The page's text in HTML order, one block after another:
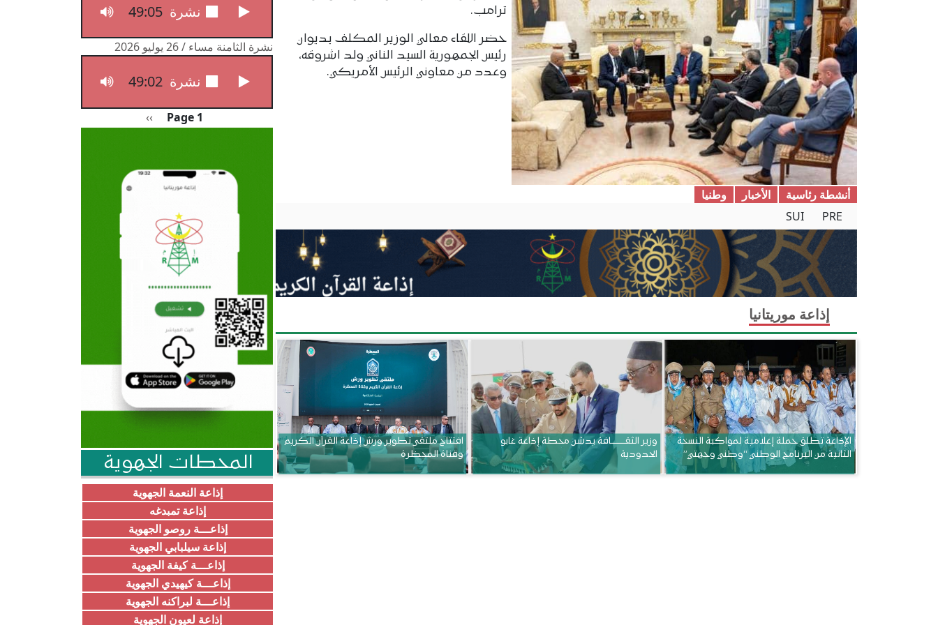
ترامب.
حضر اللقاء معالي الوزير المكلف بديوان
رئيس الجمهورية السيد الناني ولد اشروقه،
وعدد من معاوني الرئيس الأمريكي.
أنشطة رئاسية الأخبار
وطنیا
PRE
SUI
إذاعة موريتانيا
الإذاعة تطلق حملة إعلامية لمواكبة النسخة
الثانية من البرنامج الوطني “وطني وجهتي”
وزير الثقــــــــــافة يدشن محطة إذاعة غابو
الحدودية
افتتاح ملتقى تطوير ورش إذاعة القرآن الكريم
وقناة المحظرة
نشرة الثامنة مساء / 27 يوليو 2026
49:05
نشرة الثامنة مساء / 26 يوليو 2026
نشرة الثامنة مساء / 26 يوليو 2026
49:02
Pagination
Page 1 الصفحة التالية
››
المحطات الجهوية
إذاعة النعمة الجهوية
إذاعة تمبدغه
إذاعـــة روصو الجهوية
إذاعة سيلبابي الجهوية
إذاعـــة كيفة الجهوية
إذاعـــة كيهيدي الجهوية
إذاعـــة لبراكنه الجهوية
إذاعة لعيون الجهوية